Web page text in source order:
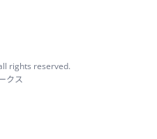
rights reserved.
クス